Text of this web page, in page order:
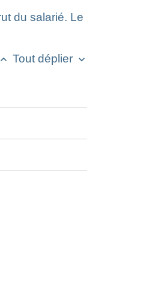
du salarié. Le
keyboard_arrow_up Tout déplier keyboard_arrow_down